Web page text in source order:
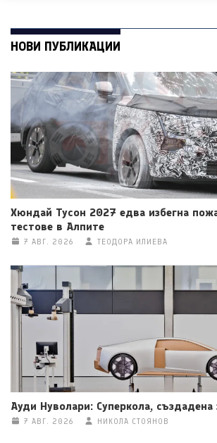
НОВИ ПУБЛИКАЦИИ
Хюндай Тусон 2027 едва избегна
тестове в Алпите
7 АВГ. 2026 ТЕОДОРА ИЛИЕВА
Ауди Нуволари: Суперкола,
7 АВГ. 2026 НИКОЛА СТОЯНОВ